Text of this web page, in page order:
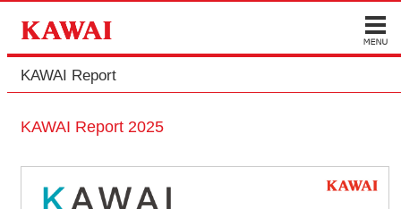
KAWAI Report
KAWAI Report 2025